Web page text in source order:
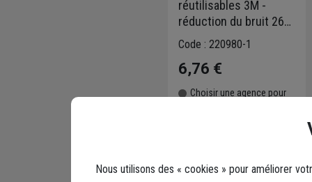
réutilisables 3M -
réduction du bruit 26
dB - 1 paire à
de rangement
Code : 220980-1
6,76 €
Choisir une agence pour
Nous utilisons des « cookies » pour améliorer